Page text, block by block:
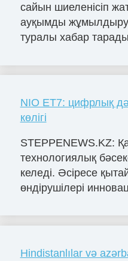
сайын шиеленісіп
ауқымды жұмылдыру
туралы хабар
NIO ET7: цифрлық
көлігі
STEPPENEWS.KZ:
технологиялық
келеді. Әсіресе
өндірушілері
Hindistanlılar və